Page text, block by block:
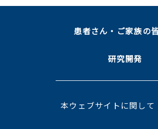
患者さん・ご家族の
研究開発
本ウェブサイトに関して